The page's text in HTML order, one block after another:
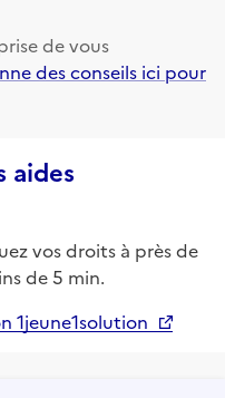
de vous
des conseils ici pour
aides
vos droits à près de
de 5 min.
1jeune1solution